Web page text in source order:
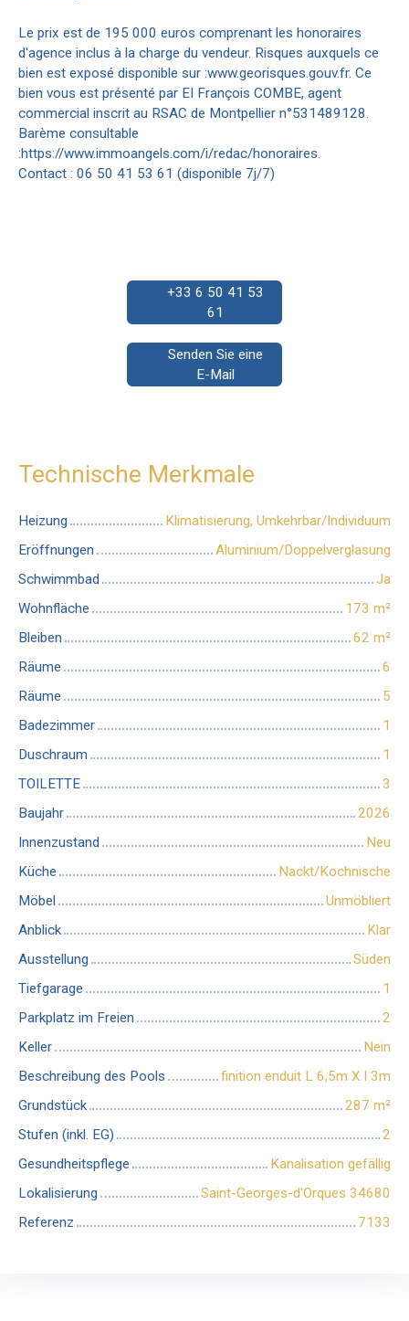
Le prix est de 195 000 euros comprenant les honoraires
d'agence inclus à la charge du vendeur. Risques auxquels ce
bien est exposé disponible sur :www.georisques.gouv.fr. Ce
bien vous est présenté par EI François COMBE, agent
commercial inscrit au RSAC de Montpellier n°531489128.
Barème consultable
:https://www.immoangels.com/i/redac/honoraires.
Contact : 06 50 41 53 61 (disponible 7j/7)
+33 6 50 41 53
61
Senden Sie eine
E-Mail
Technische Merkmale
Heizung
Klimatisierung, Umkehrbar/Individuum
Eröffnungen
Aluminium/Doppelverglasung
Schwimmbad
Ja
Wohnfläche
173 m²
Bleiben
62 m²
Räume
6
Räume
5
Badezimmer
1
Duschraum
1
TOILETTE
3
Baujahr
2026
Innenzustand
Neu
Küche
Nackt/Kochnische
Möbel
Unmöbliert
Anblick
Klar
Ausstellung
Süden
Tiefgarage
1
Parkplatz im Freien
2
Keller
Nein
Beschreibung des Pools
finition enduit L 6,5m X l 3m
Grundstück
287 m²
Stufen (inkl. EG)
2
Gesundheitspflege
Kanalisation gefällig
Lokalisierung
Saint-Georges-d'Orques 34680
Referenz
7133